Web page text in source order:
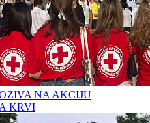
NA AKCIJU
KRVI